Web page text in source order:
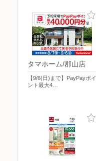
タマホーム/郡山店
【9/6(日)まで】PayPayポイ
ント最大4…